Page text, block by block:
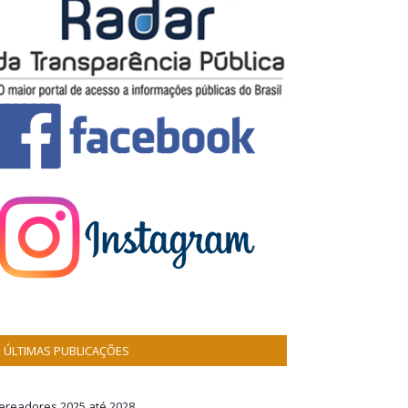
ÚLTIMAS PUBLICAÇÕES